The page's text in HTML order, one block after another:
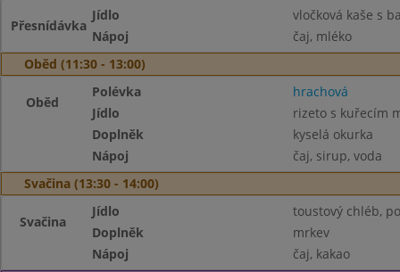
Přesnídávka
Jídlo
vločková kaše s
Nápoj
čaj, mléko
Oběd (11:30 - 13:00)
Oběd
Polévka
hrachová
Jídlo
rizeto s kuřecím
Doplněk
kyselá okurka
Nápoj
čaj, sirup, voda
Svačina (13:30 - 14:00)
Svačina
Jídlo
toustový chléb,
Doplněk
mrkev
Nápoj
čaj, kakao